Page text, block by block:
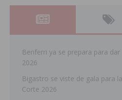
Benferri ya se prepara para
2026
Bigastro se viste de gala para
Corte 2026